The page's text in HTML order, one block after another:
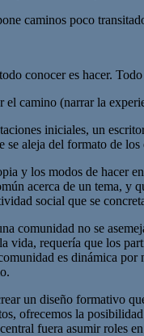
caminos poco
conocer es hacer.
el camino (narrar la
iniciales, un
se aleja del formato de
y los modos de hacer
acerca de un tema, y
social que se
comunidad no se
vida, requería que los
es dinámica
un diseño formativo
ofrecemos la
fuera asumir roles